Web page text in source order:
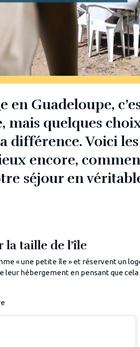
en Guadeloupe,
mais quelques
différence. Voici
encore,
séjour en
la taille de l’île
« une petite île » et réservent un
hébergement en pensant que